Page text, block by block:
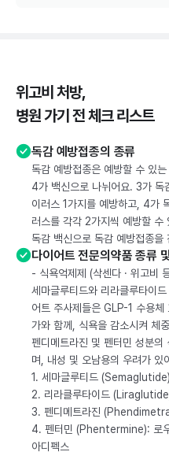
위고비 처방,
병원 가기 전 체크 리스트
독감 예방접종의 종류
독감 예방접종은 예방할 수 있
4가 백신으로 나뉘어요. 3가
이러스 1가지를 예방하고, 4가
러스를 각각 2가지씩 예방할
독감 백신으로 독감 예방접종을
다이어트 전문의약품 종류
- 식욕억제제 (삭센다 · 위고비
세마글루티드와 리라클루타이
어트 주사제들은 GLP-1 수용
가와 함께, 식욕을 감소시켜 체
펜디메트라진 및 펜터민 성분의
며, 내성 및 오남용의 우려가 있
1. 세마글루티드
2. 리라클루타이드
3. 펜디메트라진
4. 펜터민 (Phentermine): 로우
아디펙스